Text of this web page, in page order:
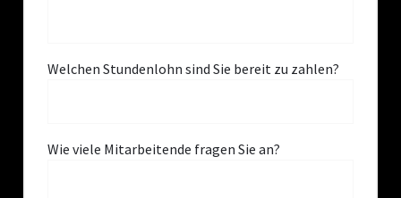
Welchen Stundenlohn sind Sie bereit zu zahlen?
Wie viele Mitarbeitende fragen Sie an?